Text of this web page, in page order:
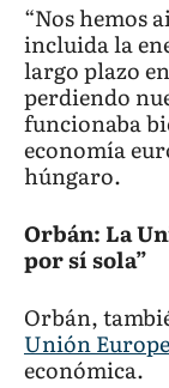
“Nos hemos
incluida la
largo plazo
perdiendo
funcionaba
economía
húngaro.
Orbán: La
por sí sola”
Orbán,
Unión
económica.